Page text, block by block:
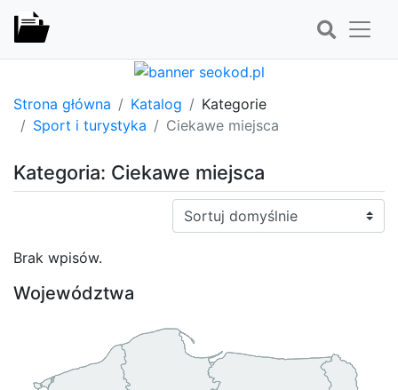
Strona główna Katalog
Kategorie
Sport i turystyka
Ciekawe miejsca
Kategoria: Ciekawe miejsca
Sortuj:
Brak wpisów.
Województwa